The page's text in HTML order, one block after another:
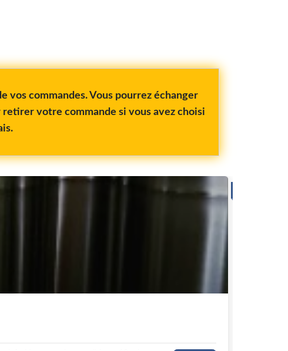
vos commandes. Vous pourrez échanger
votre commande si vous avez choisi